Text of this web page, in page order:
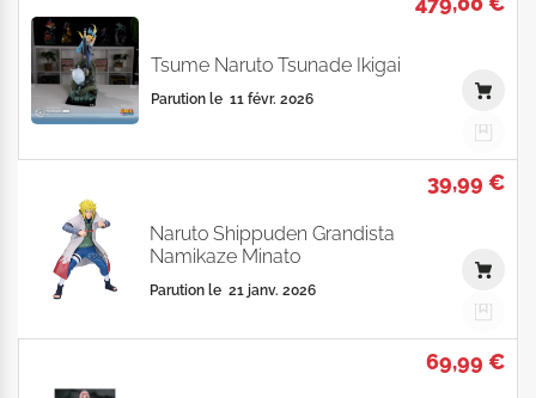
Tsume Naruto Tsunade Ikigai
Parution le 11 févr. 2026
39,99 €
Naruto Shippuden Grandista
Namikaze Minato
Parution le 21 janv. 2026
69,99 €